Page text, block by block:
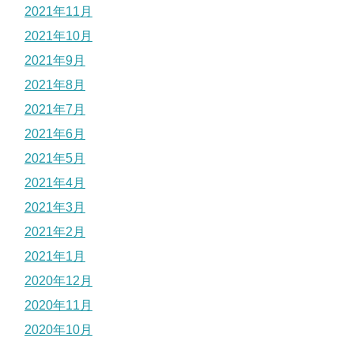
2021年11月
2021年10月
2021年9月
2021年8月
2021年7月
2021年6月
2021年5月
2021年4月
2021年3月
2021年2月
2021年1月
2020年12月
2020年11月
2020年10月